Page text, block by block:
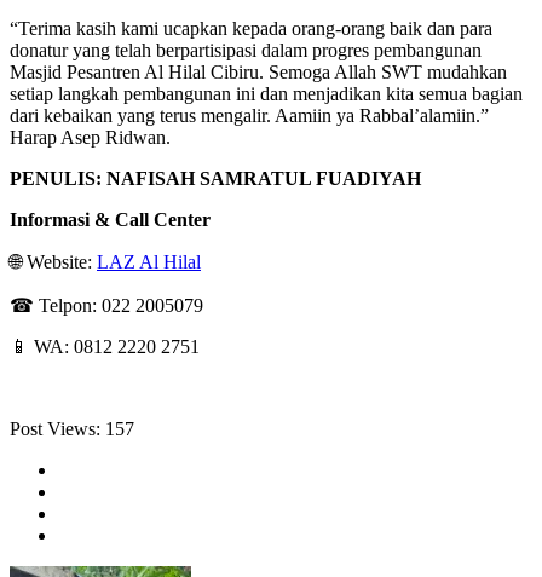
“Terima kasih kami ucapkan kepada orang-orang baik dan para
donatur yang telah berpartisipasi dalam progres pembangunan
Masjid Pesantren Al Hilal Cibiru. Semoga Allah SWT mudahkan
setiap langkah pembangunan ini dan menjadikan kita semua bagian
dari kebaikan yang terus mengalir. Aamiin ya Rabbal’alamiin.”
Harap Asep Ridwan.
PENULIS: NAFISAH SAMRATUL FUADIYAH
Informasi & Call Center
🌐 Website: LAZ Al Hilal
☎ Telpon: 022 2005079
📱 WA: 0812 2220 2751
Post Views: 157